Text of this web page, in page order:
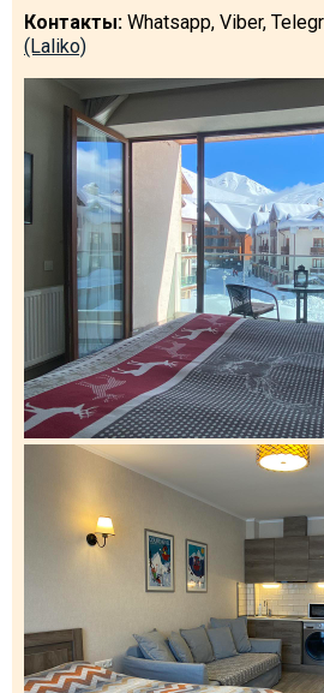
Контакты: Whatsapp, Viber,
(Laliko)
Казбеги
Другое
ГРУЗИЯ
О Грузии
Визы и Документы
Что пить?
Деньги
Мобильная связь
Галерея
Отчеты
Безопасность